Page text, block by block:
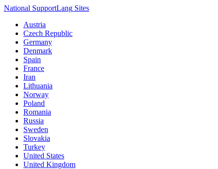
National SupportLang Sites
Austria
Czech Republic
Germany
Denmark
Spain
France
Iran
Lithuania
Norway
Poland
Romania
Russia
Sweden
Slovakia
Turkey
United States
United Kingdom